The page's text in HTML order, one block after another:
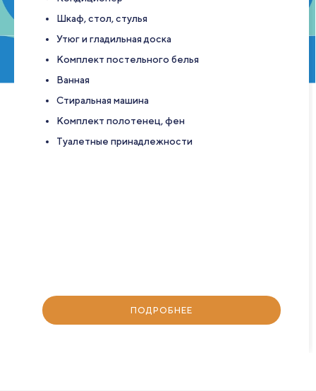
Шкаф, стол, стулья
Утюг и гладильная доска
Комплект постельного белья
Ванная
Стиральная машина
Комплект полотенец, фен
Туалетные принадлежности
ПОДРОБНЕЕ